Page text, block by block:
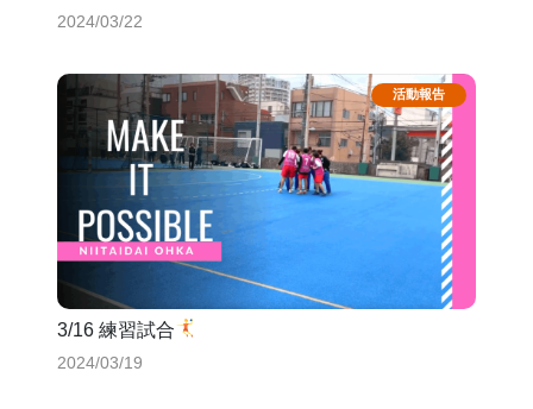
2024/03/22
3/16 練習試合
2024/03/19